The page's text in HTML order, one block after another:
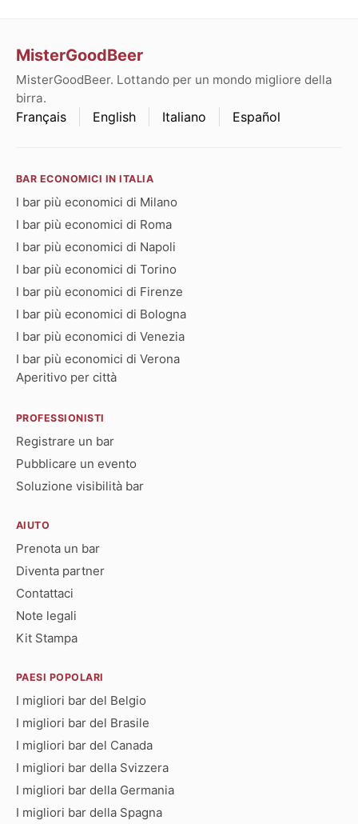
MisterGoodBeer
MisterGoodBeer. Lottando per un mondo migliore della
birra.
Français English Italiano Español
BAR ECONOMICI IN ITALIA
I bar più economici di Milano
I bar più economici di Roma
I bar più economici di Napoli
I bar più economici di Torino
I bar più economici di Firenze
I bar più economici di Bologna
I bar più economici di Venezia
I bar più economici di Verona
Aperitivo per città
PROFESSIONISTI
Registrare un bar
Pubblicare un evento
Soluzione visibilità bar
AIUTO
Prenota un bar
Diventa partner
Contattaci
Note legali
Kit Stampa
PAESI POPOLARI
I migliori bar del Belgio
I migliori bar del Brasile
I migliori bar del Canada
I migliori bar della Svizzera
I migliori bar della Germania
I migliori bar della Spagna